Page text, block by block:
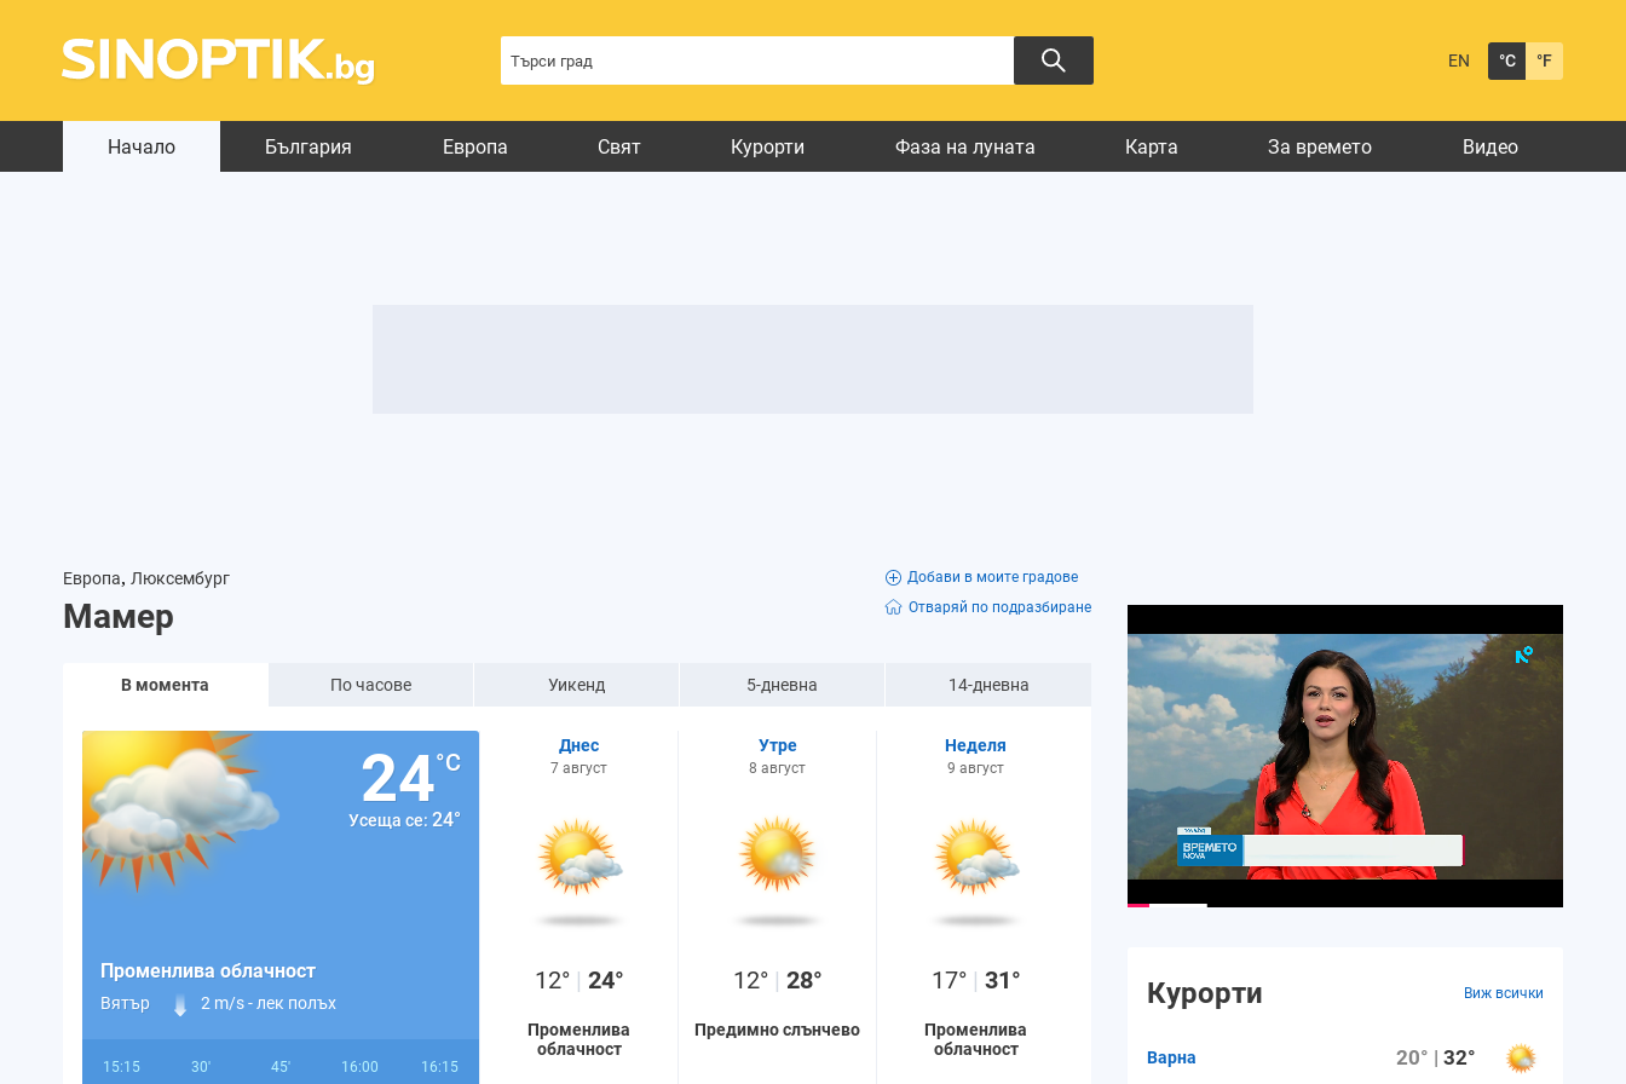
EN °C °F
Начало България Европа Свят Курорти Фаза на луната Карта За времето Видео
Европа, Люксембург
Мамер
Добави в моите градове
Отваряй по подразбиране
В момента По часове Уикенд 5-дневна 14-дневна
24°C
Усеща се: 24°
Променлива облачност
Вятър 2 m/s - лек полъх
15:15 30' 45' 16:00 16:15
Днес
7 август
12° | 24°
Променлива
облачност
Утре
8 август
12° | 28°
Предимно слънчево
Неделя
9 август
17° | 31°
Променлива
облачност
Курорти Виж всички
Варна 20° |32°